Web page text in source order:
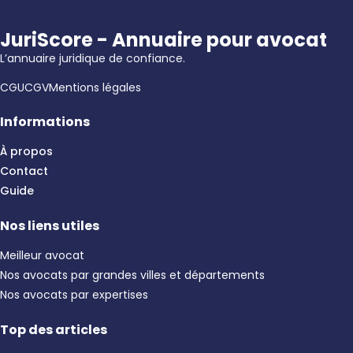
JuriScore - Annuaire pour avocat
L’annuaire juridique de confiance.
CGUCGVMentions légales
Informations
À propos
Contact
Guide
Nos liens utiles
Meilleur avocat
Nos avocats par grandes villes et départements
Nos avocats par expertises
Top des articles